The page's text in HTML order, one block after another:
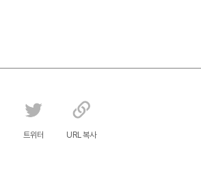
트위터 URL 복사